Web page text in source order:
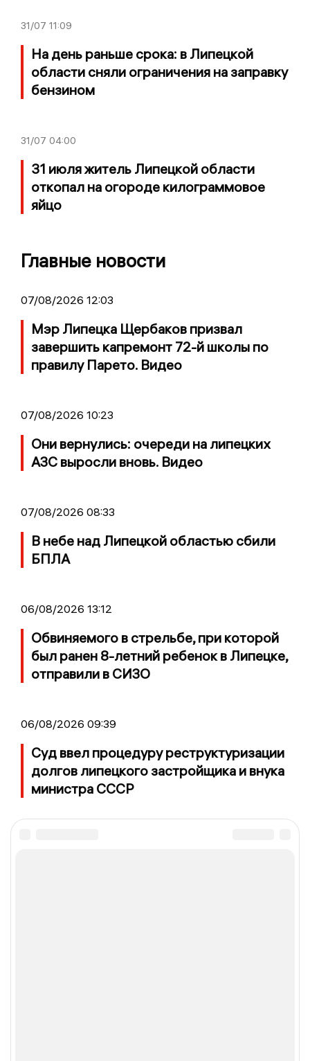
31/07 11:09
На день раньше срока: в Липецкой
области сняли ограничения на заправку
бензином
31/07 04:00
31 июля житель Липецкой области
откопал на огороде килограммовое
яйцо
Главные новости
07/08/2026 12:03
Мэр Липецка Щербаков призвал
завершить капремонт 72-й школы по
правилу Парето. Видео
07/08/2026 10:23
Они вернулись: очереди на липецких
АЗС выросли вновь. Видео
07/08/2026 08:33
В небе над Липецкой областью сбили
БПЛА
06/08/2026 13:12
Обвиняемого в стрельбе, при которой
был ранен 8-летний ребенок в Липецке,
отправили в СИЗО
06/08/2026 09:39
Суд ввел процедуру реструктуризации
долгов липецкого застройщика и внука
министра СССР